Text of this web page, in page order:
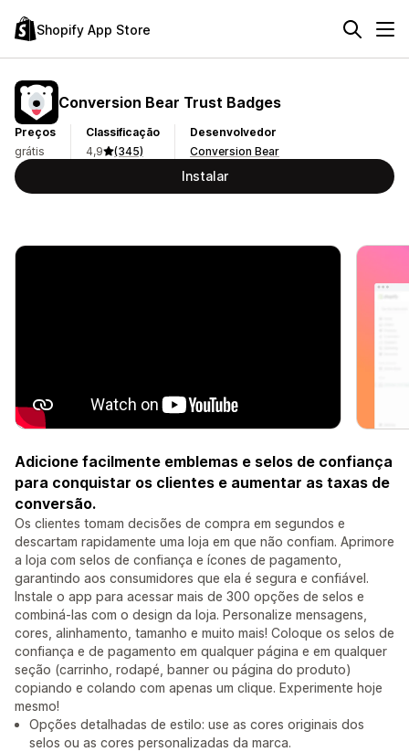
Shopify App Store
Conversion Bear Trust Badges
Preços
grátis
Classificação
4,9
(345)
Desenvolvedor
Conversion Bear
Instalar
Adicione facilmente emblemas e selos de confiança
para conquistar os clientes e aumentar as taxas de
conversão.
Os clientes tomam decisões de compra em segundos e
descartam rapidamente uma loja em que não confiam. Aprimore
a loja com selos de confiança e ícones de pagamento,
garantindo aos consumidores que ela é segura e confiável.
Instale o app para acessar mais de 300 opções de selos e
combiná-las com o design da loja. Personalize mensagens,
cores, alinhamento, tamanho e muito mais! Coloque os selos de
confiança e de pagamento em qualquer página e em qualquer
seção (carrinho, rodapé, banner ou página do produto)
copiando e colando com apenas um clique. Experimente hoje
mesmo!
Opções detalhadas de estilo: use as cores originais dos
selos ou as cores personalizadas da marca.